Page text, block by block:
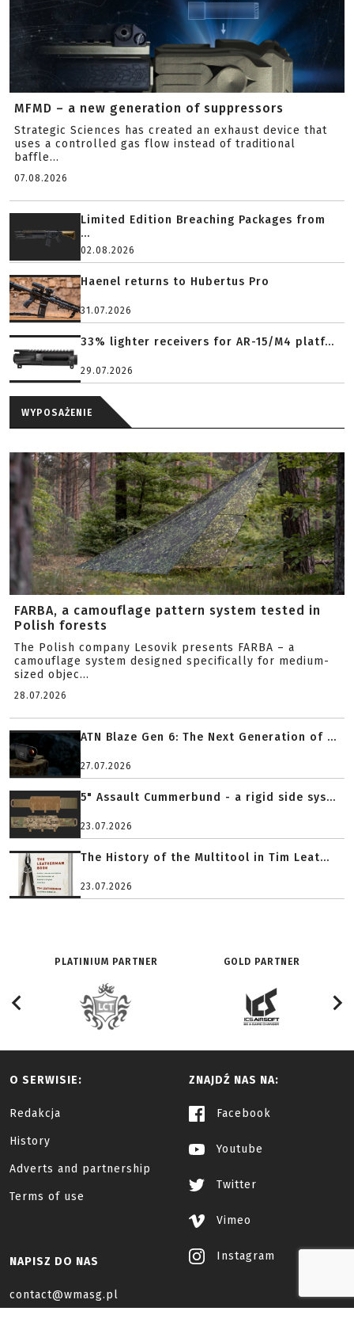
MFMD – a new generation of suppressors
Strategic Sciences has created an exhaust device that
uses a controlled gas flow instead of traditional
baffle...
07.08.2026
Limited Edition Breaching Packages from
...
02.08.2026
Haenel returns to Hubertus Pro
31.07.2026
33% lighter receivers for AR-15/M4 platf...
29.07.2026
WYPOSAŻENIE
FARBA, a camouflage pattern system tested in
Polish forests
The Polish company Lesovik presents FARBA – a
camouflage system designed specifically for medium-
sized objec...
28.07.2026
ATN Blaze Gen 6: The Next Generation of ...
27.07.2026
5" Assault Cummerbund - a rigid side sys...
23.07.2026
The History of the Multitool in Tim Leat...
23.07.2026
PLATINIUM PARTNER GOLD PARTNER
O SERWISIE:
Redakcja
History
Adverts and partnership
Terms of use
ZNAJDŹ NAS NA:
Facebook
Youtube
Twitter
Vimeo
Instagram
NAPISZ DO NAS
contact@wmasg.pl